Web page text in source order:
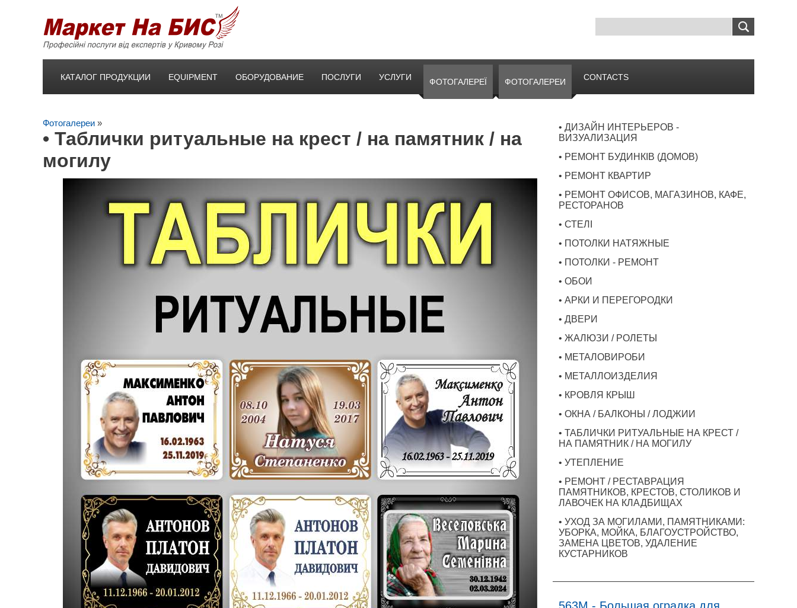
КАТАЛОГ ПРОДУКЦИИ EQUIPMENT ОБОРУДОВАНИЕ ПОСЛУГИ УСЛУГИ ФОТОГАЛЕРЕЇ ФОТОГАЛЕРЕИ CONTACTS
Фотогалереи »
• Таблички ритуальные на крест / на памятник / на
могилу
• ДИЗАЙН ИНТЕРЬЕРОВ -
ВИЗУАЛИЗАЦИЯ
• РЕМОНТ БУДИНКІВ (ДОМОВ)
• РЕМОНТ КВАРТИР
• РЕМОНТ ОФИСОВ, МАГАЗИНОВ, КАФЕ,
РЕСТОРАНОВ
• СТЕЛІ
• ПОТОЛКИ НАТЯЖНЫЕ
• ПОТОЛКИ - РЕМОНТ
• ОБОИ
• АРКИ И ПЕРЕГОРОДКИ
• ДВЕРИ
• ЖАЛЮЗИ / РОЛЕТЫ
• МЕТАЛОВИРОБИ
• МЕТАЛЛОИЗДЕЛИЯ
• КРОВЛЯ КРЫШ
• ОКНА / БАЛКОНЫ / ЛОДЖИИ
• ТАБЛИЧКИ РИТУАЛЬНЫЕ НА КРЕСТ /
НА ПАМЯТНИК / НА МОГИЛУ
• УТЕПЛЕНИЕ
• РЕМОНТ / РЕСТАВРАЦИЯ
ПАМЯТНИКОВ, КРЕСТОВ, СТОЛИКОВ И
ЛАВОЧЕК НА КЛАДБИЩАХ
• УХОД ЗА МОГИЛАМИ, ПАМЯТНИКАМИ:
УБОРКА, МОЙКА, БЛАГОУСТРОЙСТВО,
ЗАМЕНА ЦВЕТОВ, УДАЛЕНИЕ
КУСТАРНИКОВ
563M - Большая оградка для